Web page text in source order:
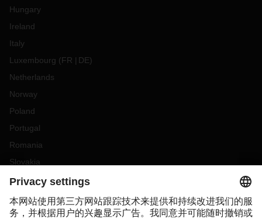
Hungary
Ireland
Italy
Luxembourg (FR DE)
Netherlands
Norway
Poland
Portugal
Romania
Slovakia
Spain
Sweden
Switzerland(DE FR)